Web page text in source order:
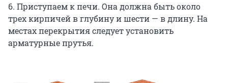
6. Приступаем к печи. Она должна быть около
трех кирпичей в глубину и шести — в длину. На
местах перекрытия следует установить
арматурные прутья.